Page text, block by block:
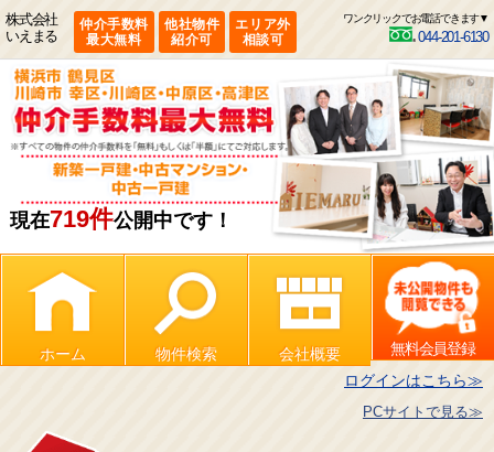
株式会社
いえまる
仲介手数料
最大無料
他社物件
紹介可
エリア外
相談可
ワンクリックでお電話できます▼
044-201-6130
現在719件公開中です！
ホーム 物件検索 会社概要
無料会員登録
ログインはこちら≫
PCサイトで見る≫